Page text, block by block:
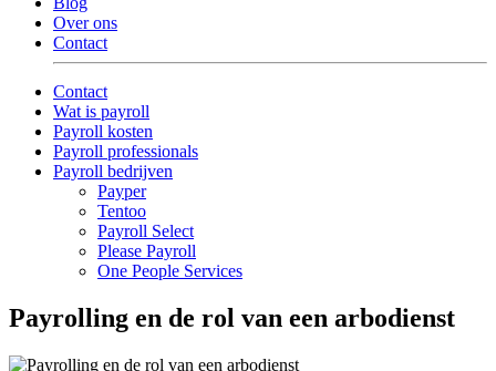
Over ons
Contact
Contact
Wat is payroll
Payroll kosten
Payroll professionals
Payroll bedrijven
Payper
Tentoo
Payroll Select
Please Payroll
One People Services
Payrolling en de rol van een arbodienst